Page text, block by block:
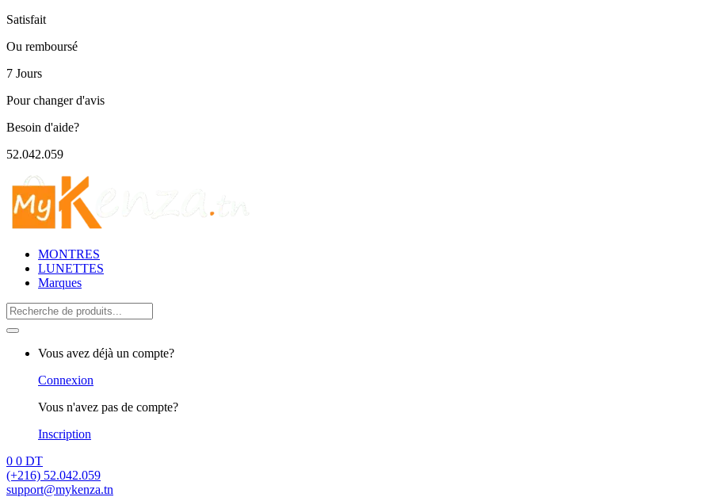
Satisfait
Ou remboursé
7 Jours
Pour changer d'avis
Besoin d'aide?
52.042.059
MONTRES
LUNETTES
Marques
Search
for:
Vous avez déjà un compte?
Connexion
Vous n'avez pas de compte?
Inscription
0 0 DT
(+216) 52.042.059
support@mykenza.tn